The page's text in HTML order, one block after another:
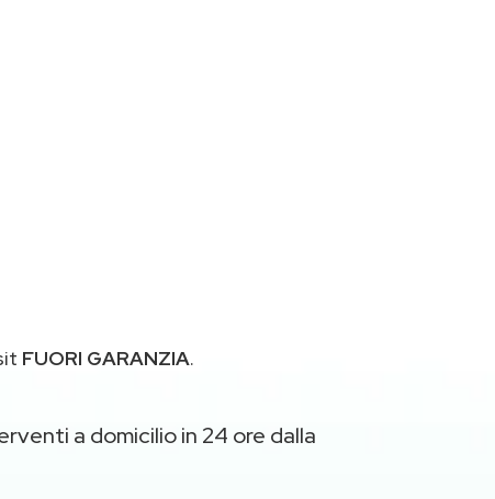
FUORI GARANZIA.
a domicilio in 24 ore dalla